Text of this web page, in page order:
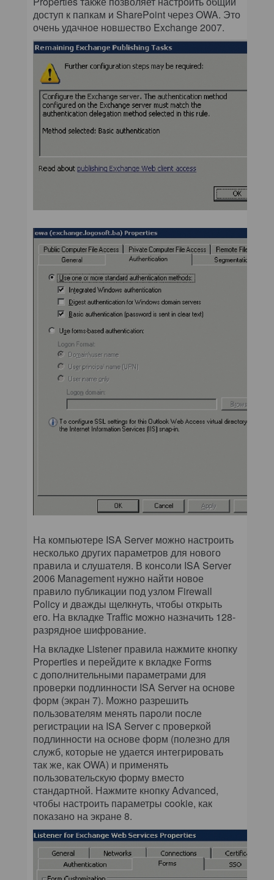
доступ к папкам и SharePoint через OWA. Это
очень удачное новшество Exchange 2007.
На компьютере ISA Server можно настроить
несколько других параметров для нового
правила и слушателя. В консоли ISA Server
2006 Management нужно найти новое
правило публикации под узлом Firewall
Policy и дважды щелкнуть, чтобы открыть
его. На вкладке Traffic можно назначить 128-
разрядное шифрование.
На вкладке Listener правила нажмите кнопку
Properties и перейдите к вкладке Forms
с дополнительными параметрами для
проверки подлинности ISA Server на основе
форм (экран 7). Можно разрешить
пользователям менять пароли после
регистрации на ISA Server с проверкой
подлинности на основе форм (полезно для
служб, которые не удается интегрировать
так же, как OWA) и применять
пользовательскую форму вместо
стандартной. Нажмите кнопку Advanced,
чтобы настроить параметры cookie, как
показано на экране 8.